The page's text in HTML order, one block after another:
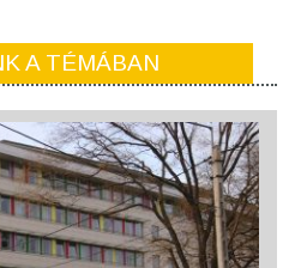
A TÉMÁBAN